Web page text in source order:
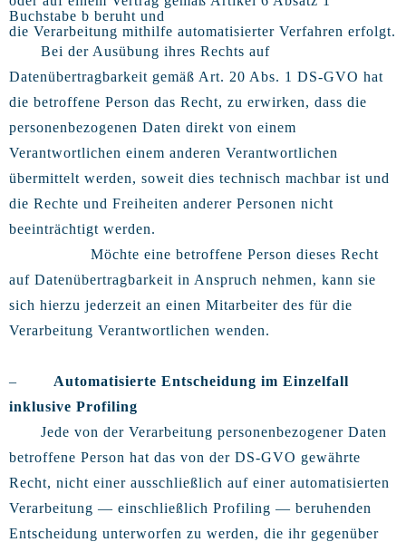
Buchstabe b beruht und
die Verarbeitung mithilfe automatisierter Verfahren erfolgt.
Bei der Ausübung ihres Rechts auf
Datenübertragbarkeit gemäß Art. 20 Abs. 1 DS-GVO hat
die betroffene Person das Recht, zu erwirken, dass die
personenbezogenen Daten direkt von einem
Verantwortlichen einem anderen Verantwortlichen
übermittelt werden, soweit dies technisch machbar ist und
die Rechte und Freiheiten anderer Personen nicht
beeinträchtigt werden.
Möchte eine betroffene Person dieses Recht
auf Datenübertragbarkeit in Anspruch nehmen, kann sie
sich hierzu jederzeit an einen Mitarbeiter des für die
Verarbeitung Verantwortlichen wenden.
– Automatisierte Entscheidung im Einzelfall
inklusive Profiling
Jede von der Verarbeitung personenbezogener Daten
betroffene Person hat das von der DS-GVO gewährte
Recht, nicht einer ausschließlich auf einer automatisierten
Verarbeitung — einschließlich Profiling — beruhenden
Entscheidung unterworfen zu werden, die ihr gegenüber